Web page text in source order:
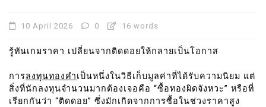
10 April 2026 0 16 words
รู้ทันเกมราคา เปลี่ยนจากติดดอยให้กลายเป็นโอกาส
การลงทุนทองคำเป็นหนึ่งในวิธีเก็บมูลค่าที่ได้รับความนิยม แต่
สิ่งที่นักลงทุนจำนวนมากต้องเจอคือ “ซื้อทองผิดจังหวะ” หรือที่
เรียกกันว่า “ติดดอย” ซึ่งมักเกิดจากการซื้อในช่วงราคาสูง